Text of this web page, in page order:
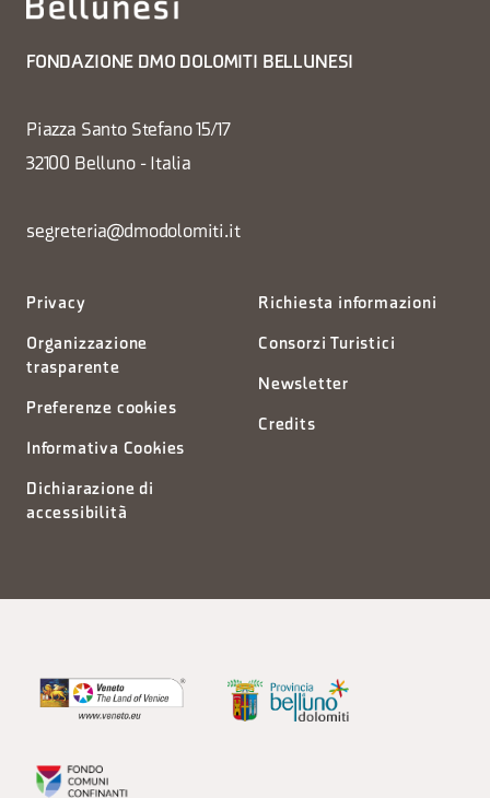
FONDAZIONE DMO DOLOMITI BELLUNESI
Piazza Santo Stefano 15/17
32100 Belluno - Italia
segreteria@dmodolomiti.it
Privacy
Organizzazione
trasparente
Preferenze cookies
Informativa Cookies
Dichiarazione di
accessibilità
Richiesta informazioni
Consorzi Turistici
Newsletter
Credits